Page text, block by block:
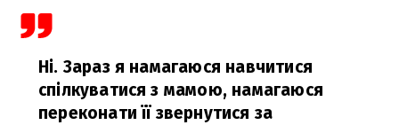
Ні. Зараз я намагаюся навчитися
спілкуватися з мамою, намагаюся
переконати її звернутися за